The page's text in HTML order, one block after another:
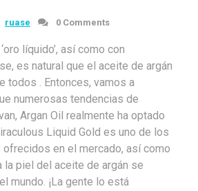
ruase 0 Comments
líquido’, así como con
es natural que el aceite de argán
todos . Entonces, vamos a
numerosas tendencias de
Argan Oil realmente ha optado
Liquid Gold es uno de los
en el mercado, así como
piel del aceite de argán se
mundo. ¡La gente lo está